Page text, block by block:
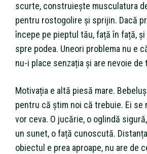
scurte, construiește musculatura
pentru rostogolire și sprijin. Dacă
începe pe pieptul tău, față în față,
spre podea. Uneori problema nu e
nu-i place senzația și are nevoie de
Motivația e altă piesă mare.
pentru că știm noi că trebuie. Ei se
vor ceva. O jucărie, o oglindă
un sunet, o față cunoscută.
obiectul e prea aproape, nu are de